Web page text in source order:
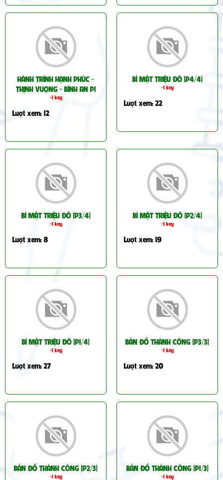
HÀNH TRÌNH HẠNH PHÚC -
THỊNH VƯỢNG - BÌNH AN P1
-1 key
Lượt xem: 12
BÍ MẬT TRIỆU ĐÔ (P4/4)
-1 key
Lượt xem: 22
BÍ MẬT TRIỆU ĐÔ (P3/4)
-1 key
Lượt xem: 8
BÍ MẬT TRIỆU ĐÔ (P2/4)
-1 key
Lượt xem: 19
BÍ MẬT TRIỆU ĐÔ (P1/4)
-1 key
Lượt xem: 27
BẢN ĐỒ THÀNH CÔNG (P3/3)
-1 key
Lượt xem: 20
BẢN ĐỒ THÀNH CÔNG (P2/3)
-1 key
BẢN ĐỒ THÀNH CÔNG (P1/3)
-1 key